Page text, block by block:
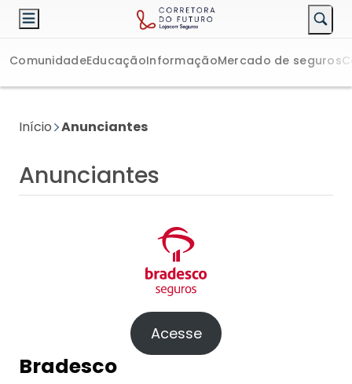
ComunidadeEducaçãoInformaçãoMercado de seguros
Início Anunciantes
Anunciantes
Acesse
Bradesco